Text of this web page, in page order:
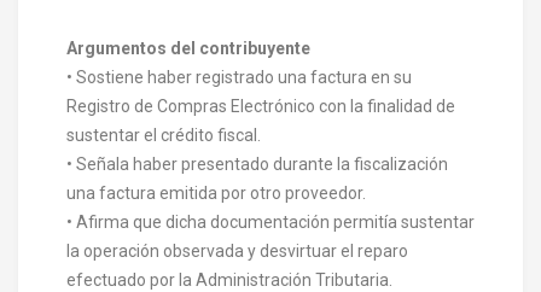
Argumentos del contribuyente
• Sostiene haber registrado una factura en su
Registro de Compras Electrónico con la finalidad de
sustentar el crédito fiscal.
• Señala haber presentado durante la fiscalización
una factura emitida por otro proveedor.
• Afirma que dicha documentación permitía sustentar
la operación observada y desvirtuar el reparo
efectuado por la Administración Tributaria.